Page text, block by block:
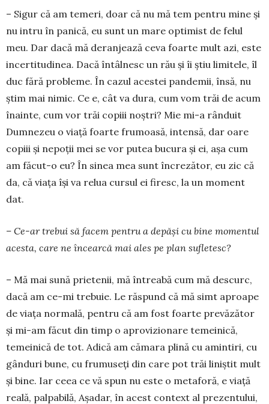
– Sigur că am temeri, doar că nu mă tem pentru mine şi
nu intru în panică, eu sunt un mare optimist de felul
meu. Dar dacă mă deranjează ceva foarte mult azi, este
incertitudinea. Dacă întâlnesc un rău şi îi ştiu limitele, îl
duc fără probleme. În cazul aces­tei pandemii, însă, nu
ştim mai nimic. Ce e, cât va dura, cum vom trăi de acum
înainte, cum vor trăi copiii noştri? Mie mi-a rânduit
Dumnezeu o viaţă foarte frumoasă, intensă, dar oare
copiii şi nepoţii mei se vor putea bucura și ei, așa cum
am făcut-o eu? În sinea mea sunt încrezător, eu zic că
da, că viaţa îşi va relua cursul ei firesc, la un moment
dat.
– Ce-ar trebui să facem pentru a depăși cu bine momentul
acesta, care ne încearcă mai ales pe plan sufletesc?
– Mă mai sună prietenii, mă întreabă cum mă descurc,
dacă am ce-mi trebuie. Le răspund că mă simt aproape
de viaţa normală, pentru că am fost foarte prevăzător
şi mi-am făcut din timp o aprovizionare temeinică,
temeinică de tot. Adică am cămara plină cu amintiri, cu
gânduri bune, cu frumuseţi din care pot trăi liniştit mult
şi bine. Iar ceea ce vă spun nu este o metaforă, e viaţă
reală, palpabilă, Aşadar, în acest context al prezentului,